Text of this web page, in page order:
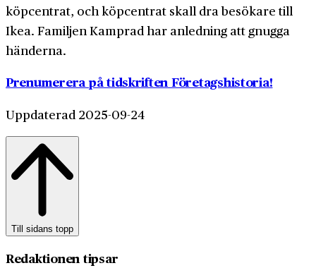
köpcentrat, och köpcentrat skall dra besökare till
Ikea. Familjen Kamprad har anledning att gnugga
händerna.
Prenumerera på tidskriften Företagshistoria!
Uppdaterad 2025-09-24
Till sidans topp
Redaktionen tipsar